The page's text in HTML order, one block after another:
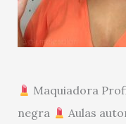
Maquiadora
negra
Aulas